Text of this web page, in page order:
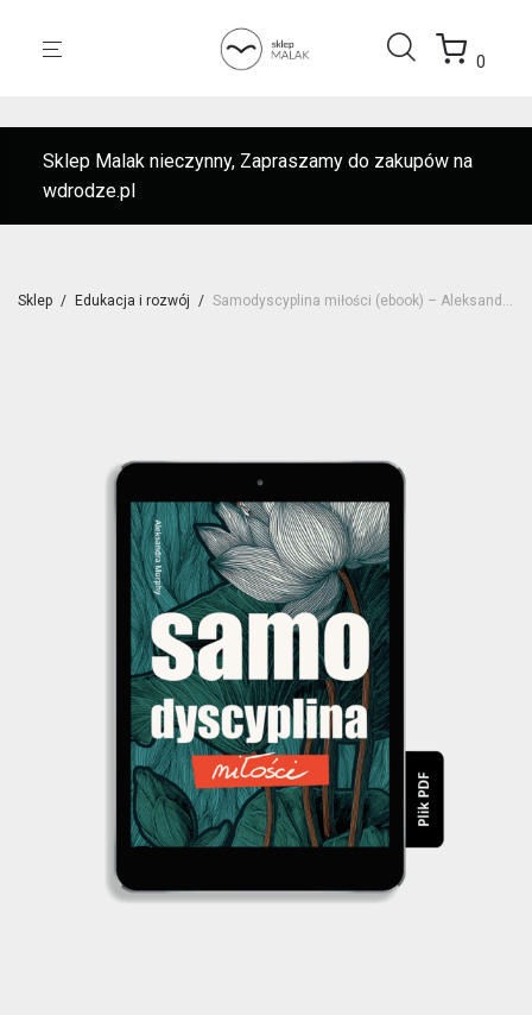
0
Sklep Malak nieczynny, Zapraszamy do zakupów na
wdrodze.pl
Sklep / Edukacja i rozwój / Samodyscyplina miłości (ebook) – Aleksandra Murphy | Nowość!